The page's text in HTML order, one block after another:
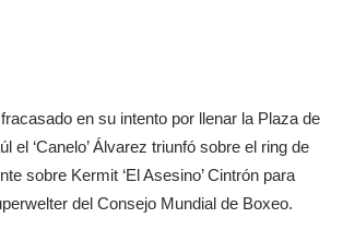
en su intento por llenar la Plaza de
el ‘Canelo’ Álvarez triunfó sobre el ring de
sobre Kermit ‘El Asesino’ Cintrón para
del Consejo Mundial de Boxeo.